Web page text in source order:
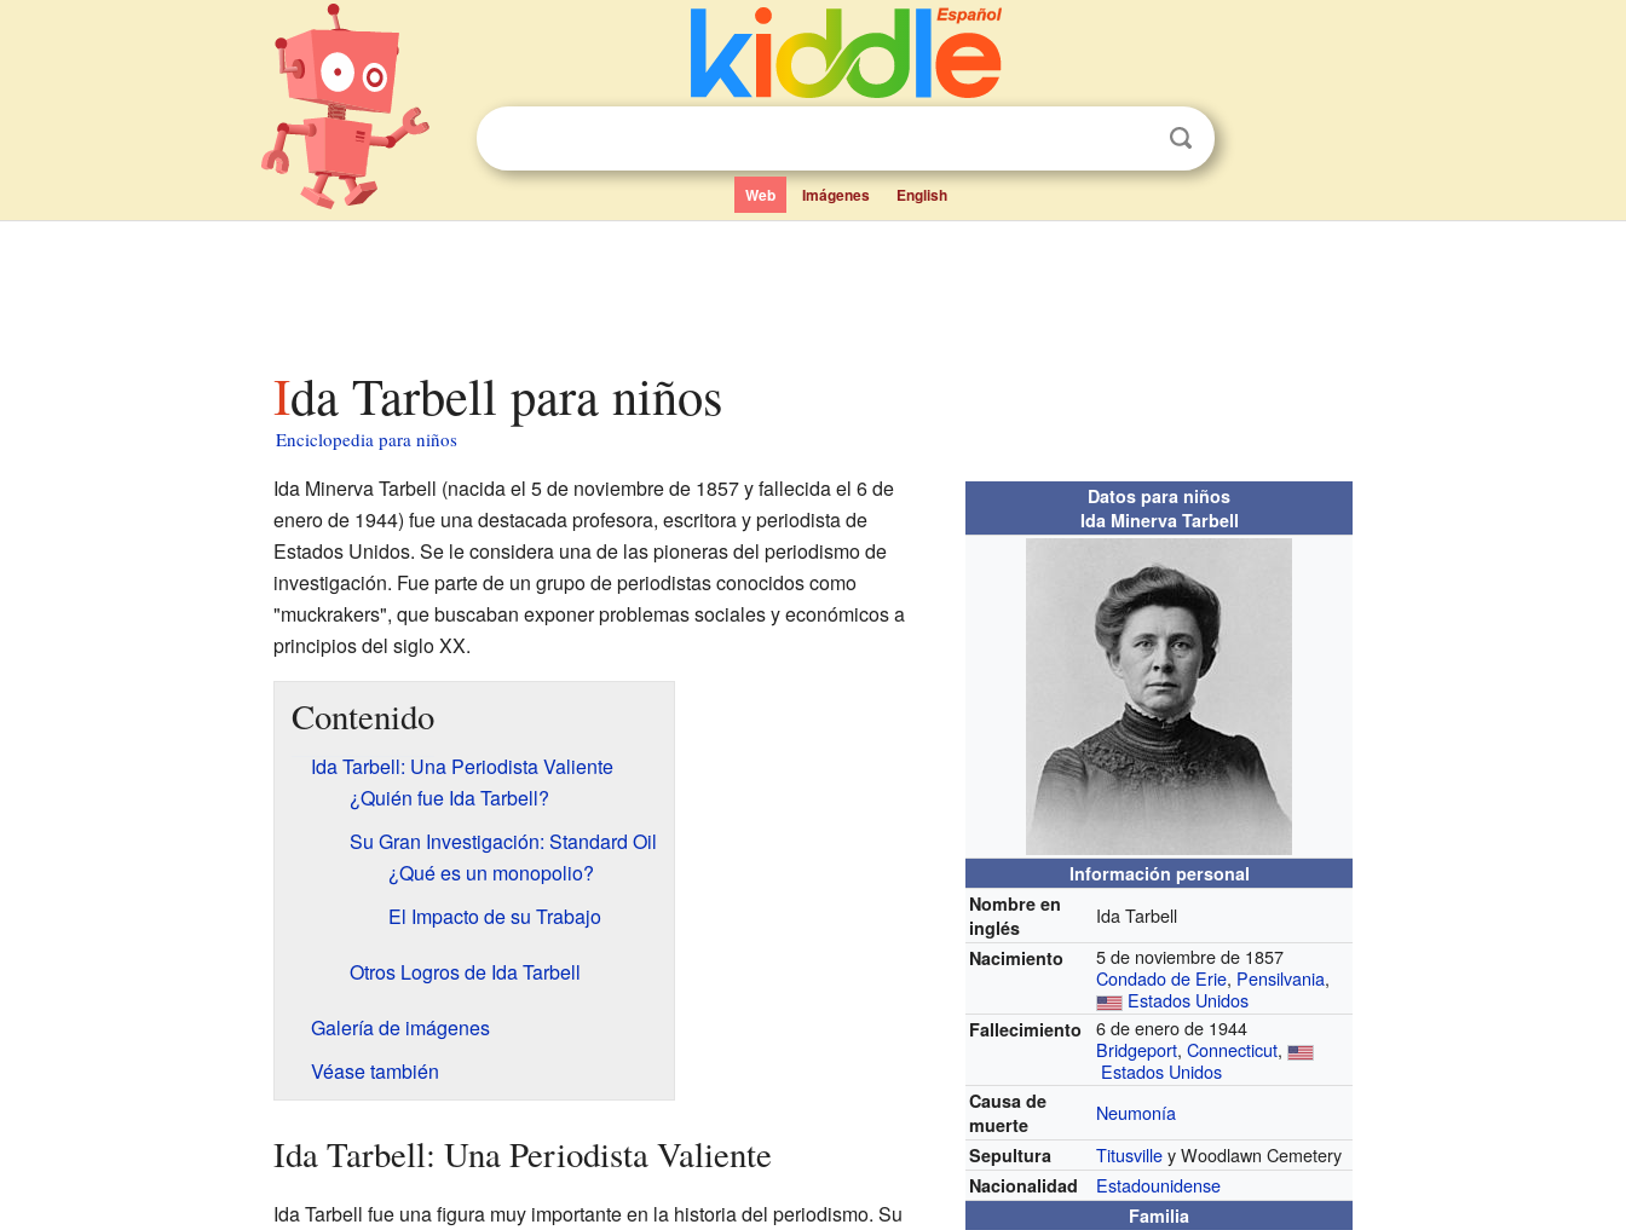
Web Imágenes English
Ida Tarbell para niños
Enciclopedia para niños
Datos para niños
Ida Minerva Tarbell
Información personal
Nombre en
inglés
Ida Tarbell
Nacimiento
5 de noviembre de 1857
Condado de Erie, Pensilvania,
Estados Unidos
Fallecimiento
6 de enero de 1944
Bridgeport,Connecticut,
Estados Unidos
Causa de
muerte
Neumonía
Sepultura Titusvilley Woodlawn Cemetery
Nacionalidad Estadounidense
Familia
Ida Minerva Tarbell (nacida el 5 de noviembre de 1857 y fallecida el 6 de
enero de 1944) fue una destacada profesora, escritora y periodista de
Estados Unidos. Se le considera una de las pioneras del periodismo de
investigación. Fue parte de un grupo de periodistas conocidos como
"muckrakers", que buscaban exponer problemas sociales y económicos a
principios del siglo XX.
Contenido
Ida Tarbell: Una Periodista Valiente
¿Quién fue Ida Tarbell?
Su Gran Investigación: Standard Oil
¿Qué es un monopolio?
El Impacto de su Trabajo
Otros Logros de Ida Tarbell
Galería de imágenes
Véase también
Ida Tarbell: Una Periodista Valiente
Ida Tarbell fue una figura muy importante en la historia del periodismo. Su